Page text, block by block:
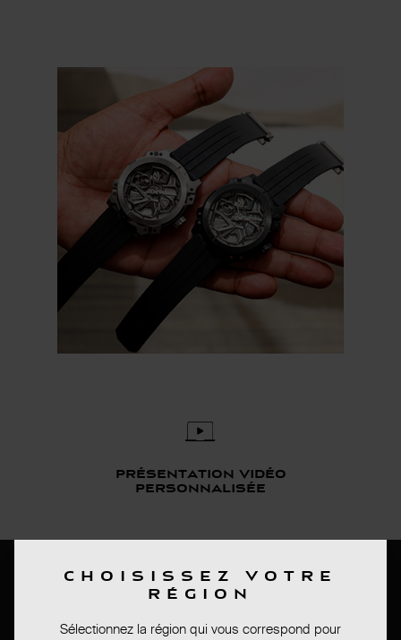
présentation vidéo
personnalisée
PRESS ROOM
CONDITIONS DE VENTES
CHOISISSEZ VOTRE
RÉGION
Sélectionnez la région qui vous correspond pour